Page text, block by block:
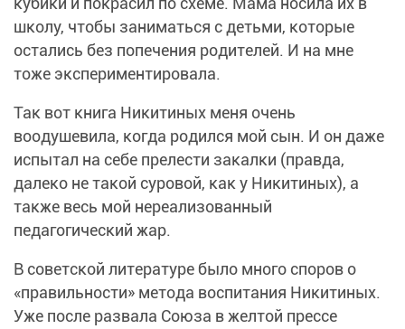
школу, чтобы заниматься с детьми, которые
остались без попечения родителей. И на мне
тоже экспериментировала.
Так вот книга Никитиных меня очень
воодушевила, когда родился мой сын. И он даже
испытал на себе прелести закалки (правда,
далеко не такой суровой, как у Никитиных), а
также весь мой нереализованный
педагогический жар.
В советской литературе было много споров о
«правильности» метода воспитания Никитиных.
Уже после развала Союза в желтой прессе